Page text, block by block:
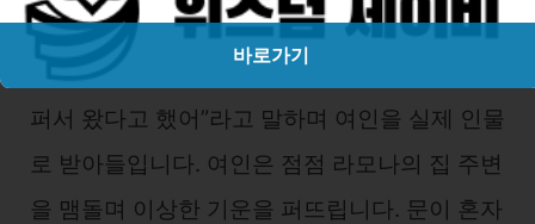
특히 어린 딸 애니는 “그 언니가 우리 엄마가 슬
퍼서 왔다고 했어”라고 말하며 여인을 실제 인물
로 받아들입니다. 여인은 점점 라모나의 집 주변
을 맴돌며 이상한 기운을 퍼뜨립니다. 문이 혼자
바로가기